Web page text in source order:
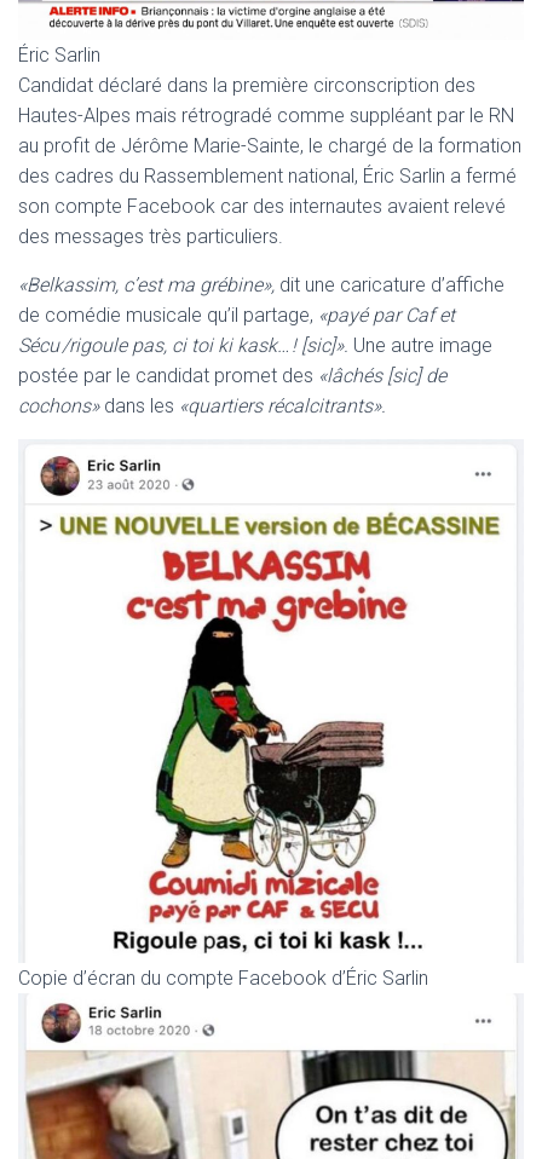
Éric Sarlin
Candidat déclaré dans la première circonscription des
Hautes-Alpes mais rétrogradé comme suppléant par le RN
au profit de Jérôme Marie-Sainte, le chargé de la formation
des cadres du Rassemblement national, Éric Sarlin a fermé
son compte Facebook car des internautes avaient relevé
des messages très particuliers.
«Belkassim, c’est ma grébine», dit une caricature d’affiche
de comédie musicale qu’il partage, «payé par Caf et
Sécu /rigoule pas, ci toi ki kask… ! [sic]». Une autre image
postée par le candidat promet des «lâchés [sic] de
cochons»dans les «quartiers récalcitrants».
Copie d’écran du compte Facebook d’Éric Sarlin